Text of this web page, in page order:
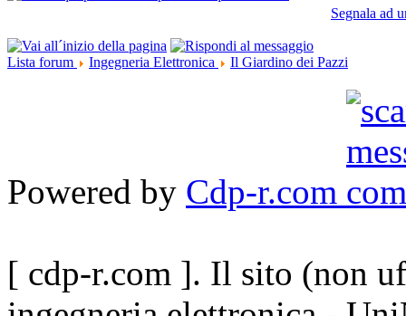
Segnala ad
Lista forum Ingegneria Elettronica Il Giardino dei Pazzi
Powered by Cdp-r.com
[ cdp-r.com ]. Il sito (non